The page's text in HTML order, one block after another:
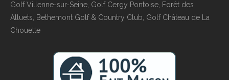
Golf Villenne-sur-Seine, Golf Cergy Pontoise, Forêt des
Alluets, Bethemont Golf & Country Club, Golf Château de La
Chouette